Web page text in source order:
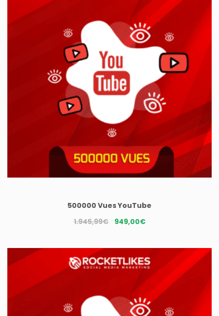
500000 Vues YouTube
1.945,99€ Le
initial
était :
1.945,99€.
949,00€Le
actuel
est :
949,00€.